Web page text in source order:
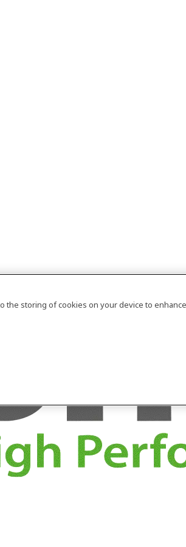
the storing of cookies on your device to